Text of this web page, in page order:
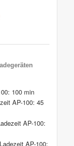
100 min
AP-100: 45
AP-100:
AP-100: